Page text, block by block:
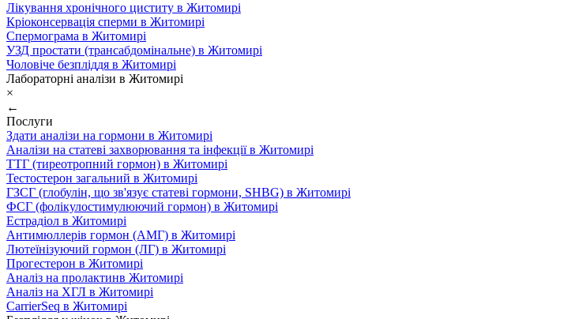
Лікування хронічного циститу в Житомирі
Кріоконсервація сперми в Житомирі
Спермограма в Житомирі
УЗД простати (трансабдомінальне) в Житомирі
Чоловіче безпліддя в Житомирі
Лабораторні аналізи в Житомирі
×
←
Послуги
Здати аналізи на гормони в Житомирі
Аналізи на статеві захворювання та інфекції в Житомирі
ТТГ (тиреотропний гормон) в Житомирі
Тестостерон загальний в Житомирі
ГЗСГ (глобулін, що зв'язує статеві гормони, SHBG) в Житомирі
ФСГ (фолікулостимулюючий гормон) в Житомирі
Естрадіол в Житомирі
Антимюллерів гормон (АМГ) в Житомирі
Лютеїнізуючий гормон (ЛГ) в Житомирі
Прогестерон в Житомирі
Аналіз на пролактинв Житомирі
Аналіз на ХГЛ в Житомирі
CarrierSeq в Житомирі